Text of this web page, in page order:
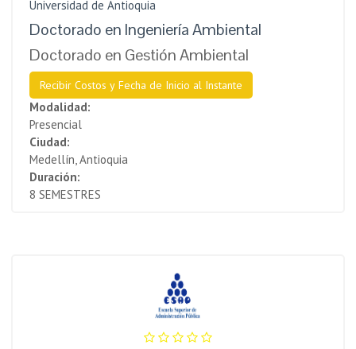
Universidad de Antioquia
Doctorado en Ingeniería Ambiental
Doctorado en Gestión Ambiental
Recibir Costos y Fecha de Inicio al Instante
Modalidad:
Presencial
Ciudad:
Medellín, Antioquia
Duración:
8 SEMESTRES